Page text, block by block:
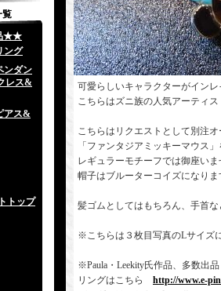
覧
★★
グ
ダン
レス&
ス&
トップ
可愛らしいキャラクターがイン
こちらはズニ族の人気アーティ
こちらはリクエストとして別注
「ファンタジアミッキーマウス
レギュラーモチーフでは御座い
帽子はブルーターコイズになりま
髪ゴムとしてはもちろん、手首
※こちらは３枚目写真のLサイズ
※Paula・Leekity氏作品、多数出
リングはこちら http://www.e-